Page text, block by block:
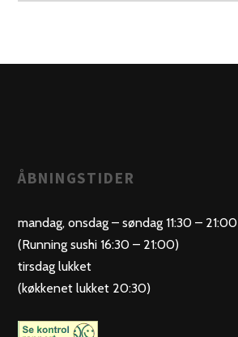
ÅBNINGSTIDER
mandag, onsdag – søndag 11:30 – 21:00
(Running sushi 16:30 – 21:00)
tirsdag lukket
(køkkenet lukket 20:30)